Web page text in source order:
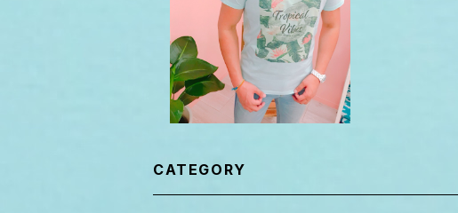
ボタニカル柄Ｔシャツ Men's /
ブルー
¥4,400
CATEGORY